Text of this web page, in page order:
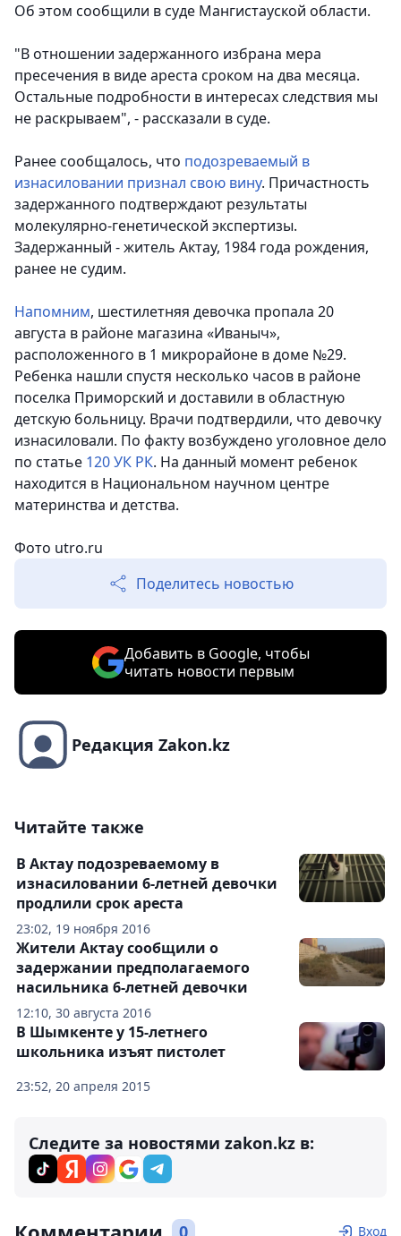
Об этом сообщили в суде Мангистауской области.
"В отношении задержанного избрана мера
пресечения в виде ареста сроком на два месяца.
Остальные подробности в интересах следствия мы
не раскрываем", - рассказали в суде.
Ранее сообщалось, что подозреваемый в
изнасиловании признал свою вину. Причастность
задержанного подтверждают результаты
молекулярно-генетической экспертизы.
Задержанный - житель Актау, 1984 года рождения,
ранее не судим.
Напомним, шестилетняя девочка пропала 20
августа в районе магазина «Иваныч»,
расположенного в 1 микрорайоне в доме №29.
Ребенка нашли спустя несколько часов в районе
поселка Приморский и доставили в областную
детскую больницу. Врачи подтвердили, что девочку
изнасиловали. По факту возбуждено уголовное дело
по статье 120 УК РК. На данный момент ребенок
находится в Национальном научном центре
материнства и детства.
Фото utro.ru
Поделитесь новостью
Добавить в Google, чтобы
читать новости первым
Редакция Zakon.kz
Читайте также
23:02, 19 ноября 2016
В Актау подозреваемому в
изнасиловании 6-летней девочки
продлили срок ареста
12:10, 30 августа 2016
Жители Актау сообщили о
задержании предполагаемого
насильника 6-летней девочки
23:52, 20 апреля 2015
В Шымкенте у 15-летнего
школьника изъят пистолет
Следите за новостями zakon.kz в:
0 Вход